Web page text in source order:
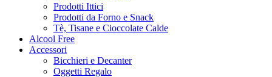
Prodotti Ittici
Prodotti da Forno e Snack
Tè, Tisane e Cioccolate Calde
Alcool Free
Accessori
Bicchieri e Decanter
Oggetti Regalo